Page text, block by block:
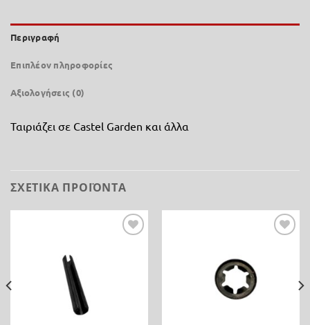
Περιγραφή
Επιπλέον πληροφορίες
Αξιολογήσεις (0)
Ταιριάζει σε Castel Garden και άλλα
ΣΧΕΤΙΚΆ ΠΡΟΪΌΝΤΑ